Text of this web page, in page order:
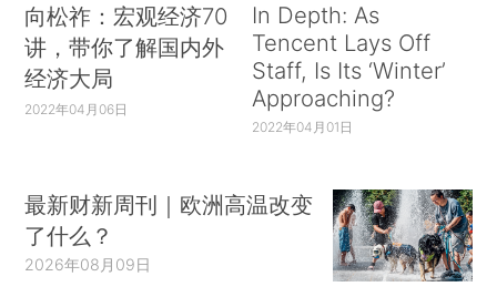
向松祚：宏观经济70
讲，带你了解国内外
经济大局
2022年04月06日
In Depth: As
Tencent Lays Off
Staff, Is Its ‘Winter’
Approaching?
2022年04月01日
最新财新周刊｜欧洲高温改变
了什么？
2026年08月09日